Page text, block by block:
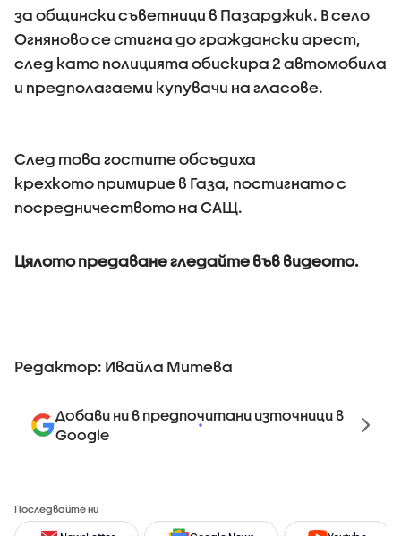
за общински съветници в Пазарджик. В село
Огняново се стигна до граждански арест,
след като полицията обискира 2 автомобила
и предполагаеми купувачи на гласове.
След това гостите обсъдиха
крехкото примирие в Газа, постигнато с
посредничеството на САЩ.
Цялото предаване гледайте във видеото.
Редактор: Ивайла Митева
Добави ни в предпочитани източници в
Google
Последвайте ни